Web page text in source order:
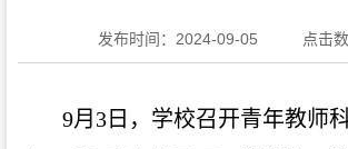
发布时间：2024-09-05 点击
9月3日，学校召开青年教师